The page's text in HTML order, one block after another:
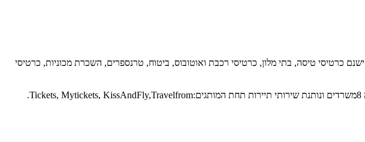
לחברת האחזקות יש תיק שירותים אחד הגדולים בקרב סוכנויות הנסיעות המקוונות. ברשימת השירותים המוצעים ע"י TTN ישנם כרטיסי טיסה, בתי מלון, כרטיסי רכבת ואוטובוס, ביטוח, טרנספרים, השכרת מכוניות, כרטיסי
פעילות החברה התחילה בשנת 2009 עם פתיחת שירות מקוון Tickets.ua באוקראינה. כעת TTNפועלת ב-13מדינות מפעילה 8משרדים ונותנת שירותי תיירות תחת המותגים:Tickets, Mytickets, KissAndFly,Travelfrom.